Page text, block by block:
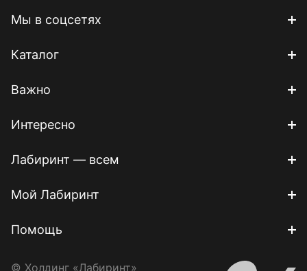
Мы в соцсетях
Каталог
Важно
Интересно
Лабиринт — всем
Мой Лабиринт
Помощь
© Холдинг «Лабиринт»